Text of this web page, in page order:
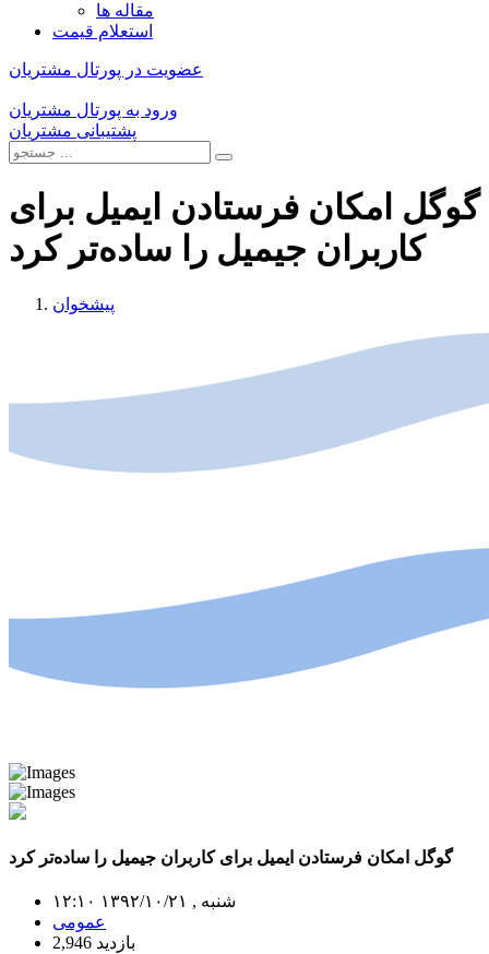
مقاله ها
استعلام قیمت
عضویت در پورتال مشتریان
ورود به پورتال مشتریان
پشتیبانی مشتریان
گوگل امکان فرستادن ایمیل برای
کاربران جیمیل را ساده‌تر کرد
پیشخوان
گوگل امکان فرستادن ایمیل برای کاربران جیمیل را ساده‌تر کرد
شنبه , ۱۳۹۲/۱۰/۲۱ ۱۲:۱۰
عمومی
2,946 بازدید